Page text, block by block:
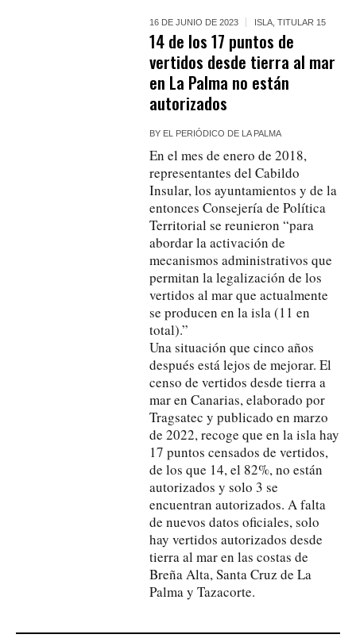
16 DE JUNIO DE 2023 ISLA ,TITULAR 15
14 de los 17 puntos de
vertidos desde tierra al mar
en La Palma no están
autorizados
BY EL PERIÓDICO DE LA PALMA
En el mes de enero de 2018,
representantes del Cabildo
Insular, los ayuntamientos y de la
entonces Consejería de Política
Territorial se reunieron “para
abordar la activación de
mecanismos administrativos que
permitan la legalización de los
vertidos al mar que actualmente
se producen en la isla (11 en
total).”
Una situación que cinco años
después está lejos de mejorar. El
censo de vertidos desde tierra a
mar en Canarias, elaborado por
Tragsatec y publicado en marzo
de 2022, recoge que en la isla hay
17 puntos censados de vertidos,
de los que 14, el 82%, no están
autorizados y solo 3 se
encuentran autorizados. A falta
de nuevos datos oficiales, solo
hay vertidos autorizados desde
tierra al mar en las costas de
Breña Alta, Santa Cruz de La
Palma y Tazacorte.